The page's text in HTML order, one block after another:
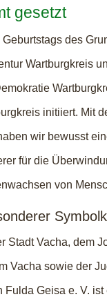
gesetzt
des
Wartburgkreis
initiiert. Mit
wir bewusst
für die
von
Stadt Vacha, dem
Vacha sowie der
Fulda Geisa e. V.